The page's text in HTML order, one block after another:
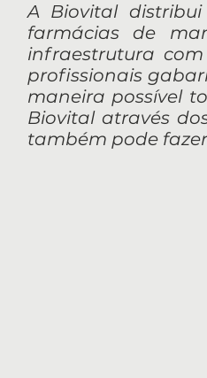
A Biovital
farmácias de
infraestrutura
profissionais
maneira possível
Biovital através
também pode